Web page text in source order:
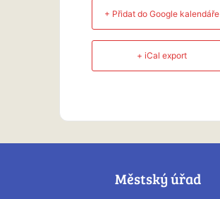
+ Přidat do Google kalendáře
+ iCal export
Městský úřad